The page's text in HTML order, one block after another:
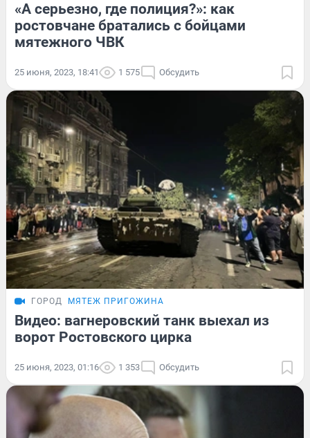
«А серьезно, где полиция?»: как
ростовчане братались с бойцами
мятежного ЧВК
25 июня, 2023, 18:41 1 575 Обсудить
ГОРОД МЯТЕЖ ПРИГОЖИНА
Видео: вагнеровский танк выехал из
ворот Ростовского цирка
25 июня, 2023, 01:16 1 353 Обсудить